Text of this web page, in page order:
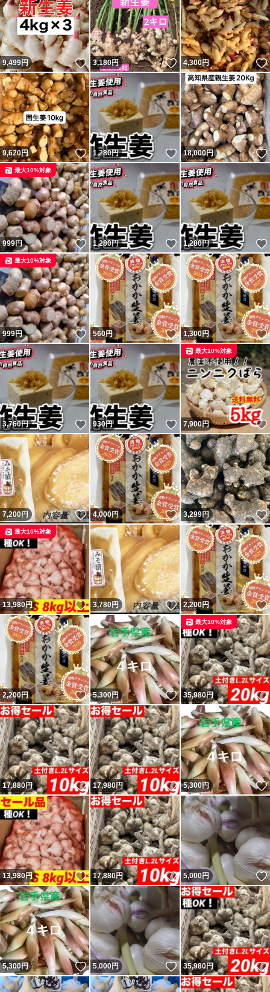
9,499円 いいね！
3,180円 いいね！
4,300円
9,620円 いいね！
1,280円 いいね！
18,000円
999円 いいね！
最大10%対象
1,280円 いいね！
1,280円
999円 いいね！
最大10%対象
560円 いいね！
1,300円
3,760円 いいね！
930円 いいね！
7,900円
最大10%対象
7,200円 いいね！
4,000円 いいね！
3,299円
13,980円 いいね！
最大10%対象
3,780円 いいね！
2,200円
2,200円 いいね！
5,300円 いいね！
35,980円
最大10%対象
17,880円 いいね！
17,980円 いいね！
5,300円
13,980円 いいね！
17,880円 いいね！
5,000円
5,300円 いいね！
5,000円 いいね！
35,980円